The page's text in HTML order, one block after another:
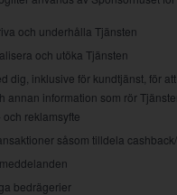
och underhålla Tjänsten
och utöka Tjänsten
dig, inklusive för kundtjänst, för
annan information som rör
reklamsyfte
såsom tilldela
bedrägerier